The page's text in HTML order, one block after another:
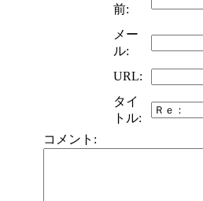
前:
メー
ル:
URL:
タイ
トル:
コメント: